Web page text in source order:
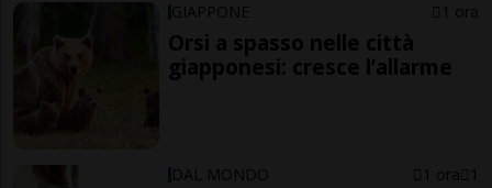
GIAPPONE 1 ora
Orsi a spasso nelle città
giapponesi: cresce l’allarme
DAL MONDO 1 ora 1